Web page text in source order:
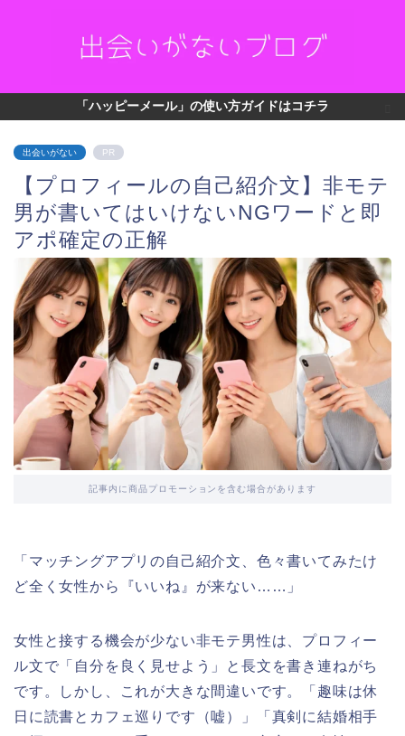
「ハッピーメール」の使い方ガイドはコチラ
出会いがない PR
【プロフィールの自己紹介文】非モテ
男が書いてはいけないNGワードと即
アポ確定の正解
記事内に商品プロモーションを含む場合があります
「マッチングアプリの自己紹介文、色々書いてみたけ
ど全く女性から『いいね』が来ない……」
女性と接する機会が少ない非モテ男性は、プロフィー
ル文で「自分を良く見せよう」と長文を書き連ねがち
です。しかし、これが大きな間違いです。「趣味は休
日に読書とカフェ巡りです（嘘）」「真剣に結婚相手